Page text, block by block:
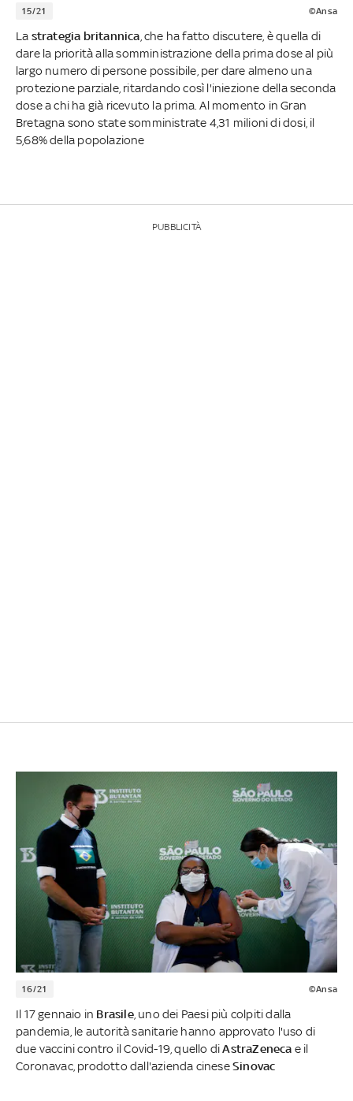
15/21 ©Ansa
La strategia britannica , che ha fatto discutere, è quella di
dare la priorità alla somministrazione della prima dose al più
largo numero di persone possibile, per dare almeno una
protezione parziale, ritardando così l'iniezione della seconda
dose a chi ha già ricevuto la prima. Al momento in Gran
Bretagna sono state somministrate 4,31 milioni di dosi, il
5,68% della popolazione
PUBBLICITÀ
16/21 ©Ansa
Il 17 gennaio in Brasile, uno dei Paesi più colpiti dalla
pandemia, le autorità sanitarie hanno approvato l'uso di
due vaccini contro il Covid-19, quello diAstraZeneca e il
Coronavac, prodotto dall'azienda cineseSinovac